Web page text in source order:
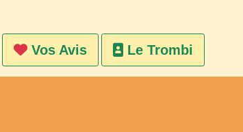
Vos Avis Le Trombi